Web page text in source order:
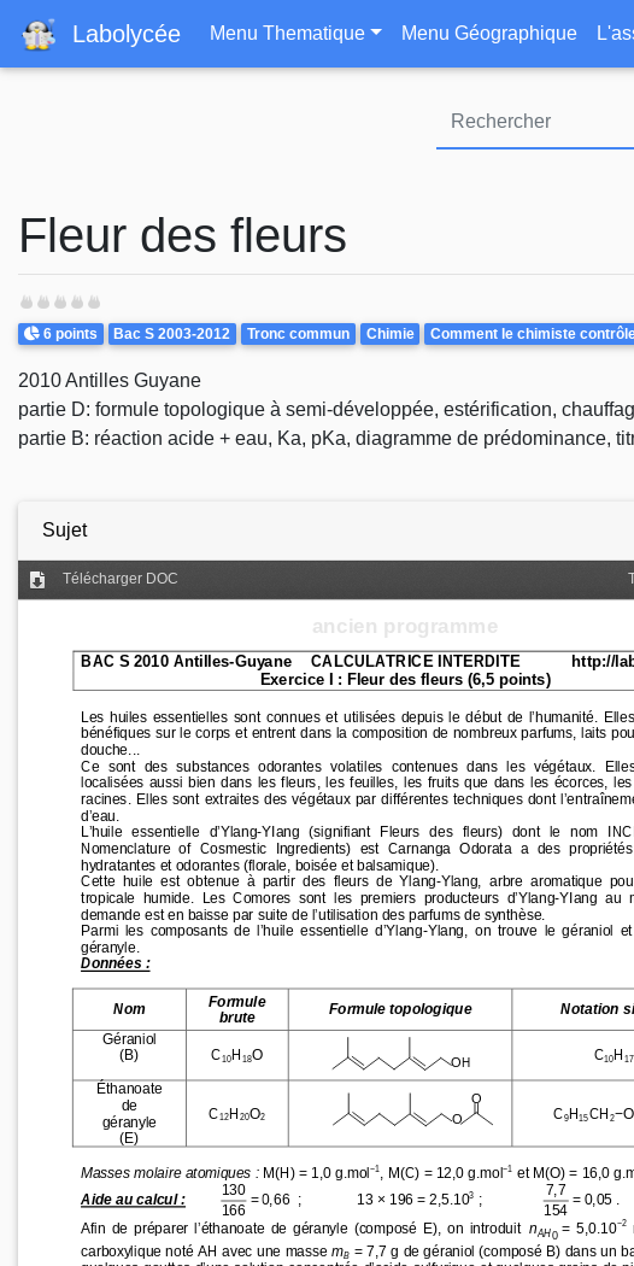
Labolycée Navigation principale
Menu Thematique Menu Géographique
Fleur des fleurs
Points
6 points Theme
Bac S 2003-2012 Tronc commun Chimie Comment le chimiste
2010 Antilles Guyane
partie D: formule topologique à semi-développée, estérification,
partie B: réaction acide + eau, Ka, pKa, diagramme de prédominance,
Sujet